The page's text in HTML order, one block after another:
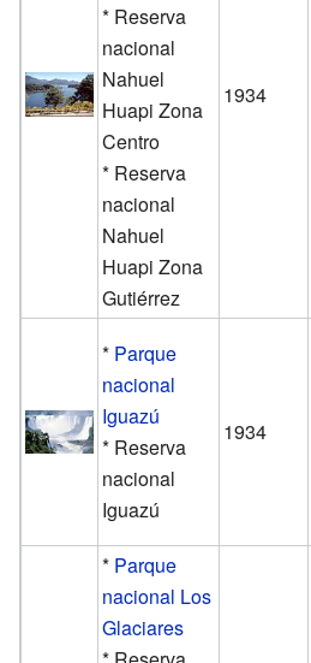
* Reserva
nacional
Nahuel
Huapi Zona
Centro
* Reserva
nacional
Nahuel
Huapi Zona
Gutiérrez
1934
* Parque
nacional
Iguazú
* Reserva
nacional
Iguazú
1934
* Parque
nacional Los
Glaciares